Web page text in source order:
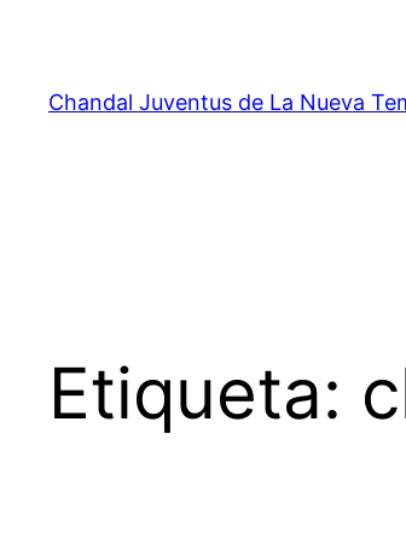
contenido
Chandal Juventus de La Nueva
Etiqueta: